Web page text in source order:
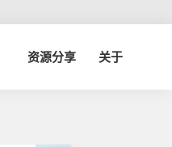
资源分享 关于